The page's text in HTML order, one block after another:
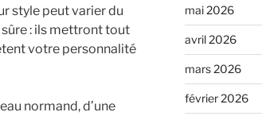
style peut varier du
: ils mettront tout
votre personnalité
normand, d’une
mai 2026
avril 2026
mars 2026
février 2026